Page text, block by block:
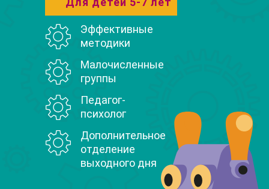
Эффективные
методики
Малочисленные
группы
Педагог-
психолог
Дополнительное
отделение
выходного дня